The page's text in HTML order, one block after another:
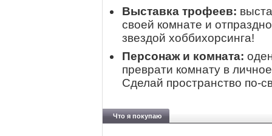
Выставка трофеев:
своей комнате и
звездой хоббихорсинга!
Персонаж и комната:
преврати комнату в
Сделай пространство
Что я покупаю